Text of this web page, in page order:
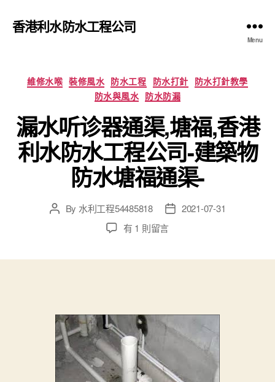
香港利水防水工程公司
Menu
Categories
維修水喉 裝修風水 防水工程 防水打針 防水打針教學
防水與風水 防水防漏
漏水听诊器通渠,塘福,香港
利水防水工程公司-建築物
防水塘福通渠-
PostBy 水利工程54485818
Post2021-07-31
在
渠,
塘
福,
有 1 則留言